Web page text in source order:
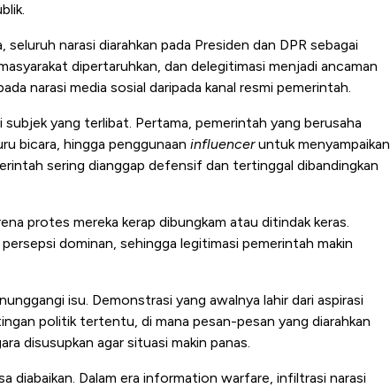
seluruh narasi diarahkan pada Presiden dan DPR sebagai
dipertaruhkan, dan delegitimasi menjadi ancaman
narasi media sosial daripada kanal resmi pemerintah.
subjek yang terlibat. Pertama, pemerintah yang berusaha
bicara, hingga penggunaan influenceruntuk menyampaikan
sering dianggap defensif dan tertinggal dibandingkan
protes mereka kerap dibungkam atau ditindak keras.
dominan, sehingga legitimasi pemerintah makin
isu. Demonstrasi yang awalnya lahir dari aspirasi
politik tertentu, di mana pesan-pesan yang diarahkan
disusupkan agar situasi makin panas.
diabaikan. Dalam era information warfare, infiltrasi narasi